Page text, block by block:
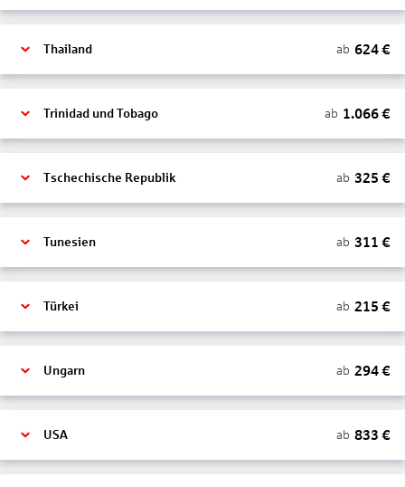
Thailand ab 624€
Trinidad und Tobago ab 1.066€
Tschechische Republik ab 325 €
Tunesien ab 311 €
Türkei ab 215 €
Ungarn ab 294€
USA ab 833 €